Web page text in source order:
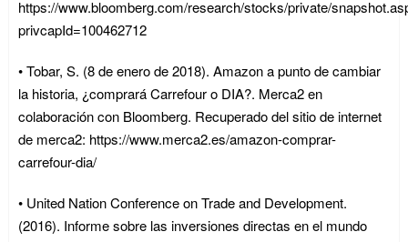
https://www.bloomberg.com/research/stocks/private/
privcapId=100462712
• Tobar, S. (8 de enero de 2018). Amazon a punto de cambiar
la historia, ¿comprará Carrefour o DIA?. Merca2 en
colaboración con Bloomberg. Recuperado del sitio de internet
de merca2: https://www.merca2.es/amazon-comprar-
carrefour-dia/
• United Nation Conference on Trade and Development.
(2016). Informe sobre las inversiones directas en el mundo